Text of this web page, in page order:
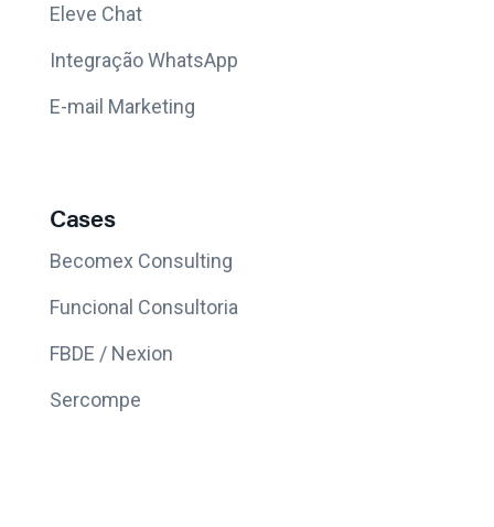
Eleve Chat
Integração WhatsApp
E-mail Marketing
Cases
Becomex Consulting
Funcional Consultoria
FBDE / Nexion
Sercompe